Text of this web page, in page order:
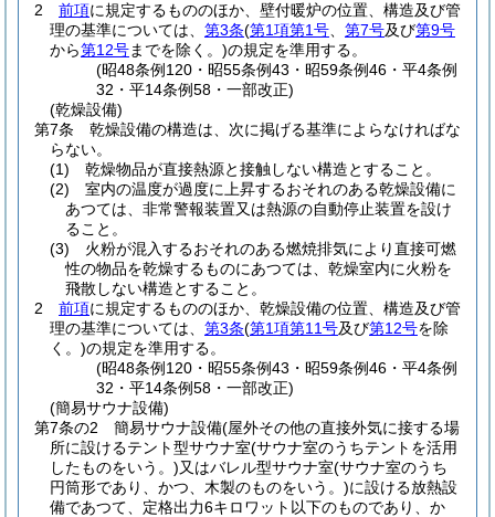
2
前項に規定するもののほか、壁付暖炉の位置、構造及び管
理の基準については、 第3条(第1項第1号 第7号及び第9号
から第12号までを除く。)の規定を準用する。
(昭48条例120・昭55条例43・昭59条例46・平4条例
32・平14条例58・一部改正)
(乾燥設備)
第7条
乾燥設備の構造は、次に掲げる基準によらなければな
らない。
(1)
乾燥物品が直接熱源と接触しない構造とすること。
(2)
室内の温度が過度に上昇するおそれのある乾燥設備に
あつては、非常警報装置又は熱源の自動停止装置を設け
ること。
(3)
火粉が混入するおそれのある燃焼排気により直接可燃
性の物品を乾燥するものにあつては、乾燥室内に火粉を
飛散しない構造とすること。
2
前項に規定するもののほか、乾燥設備の位置、構造及び管
理の基準については、 第3条(第1項第11号及び第12号を除
く。)の規定を準用する。
(昭48条例120・昭55条例43・昭59条例46・平4条例
32・平14条例58・一部改正)
(簡易サウナ設備)
第7条の2
簡易サウナ設備(屋外その他の直接外気に接する場
所に設けるテント型サウナ室(サウナ室のうちテントを活用
したものをいう。)又はバレル型サウナ室(サウナ室のうち
円筒形であり、かつ、木製のものをいう。)に設ける放熱設
備であつて、定格出力6キロワット以下のものであり、か